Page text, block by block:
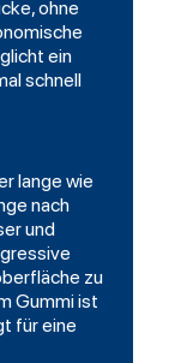
ohne
ein
schnell
lange wie
nach
und
zu
Gummi ist
für eine